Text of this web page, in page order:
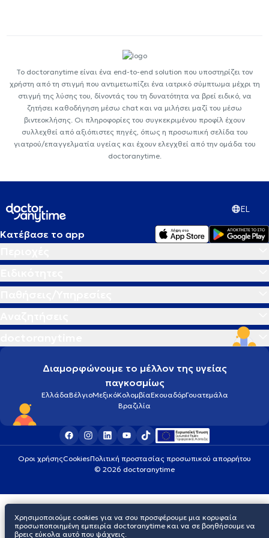
Το doctoranytime είναι ένα end-to-end solution που υποστηρίζει τον
χρήστη από τη στιγμή που αντιμετωπίζει ένα ιατρικό σύμπτωμα μέχρι τη
στιγμή της λύσης του, δίνοντάς του τη δυνατότητα να βρεί ειδικό, να
ζητήσει καθοδήγηση μέσω chat και να μιλήσει μαζί του μέσω
βιντεοκλήσης. Οι πληροφορίες του συγκεκριμένου προφίλ έχουν
συλλεχθεί από αξιόπιστες πηγές, όπως η προσωπική σελίδα του
γιατρού/επαγγελματία υγείας και έχουν ελεγχθεί από την ομάδα του
doctoranytime.
EL
Κατέβασε το app
Διαμορφώνουμε το μέλλον της υγείας
παγκοσμίως
ΕλλάδαΒέλγιοΜεξικόΚολομβίαΕκουαδόρΓουατεμάλα
Βραζιλία
Οροι χρήσηςCookiesΠολιτική προστασίας προσωπικού απορρήτου
© 2026 doctoranytime
Χρησιμοποιούμε cookies για να σου προσφέρουμε μια κορυφαία
προσωποποιημένη εμπειρία doctoranytime και να σε βοηθήσουμε να
βρεις εύκολα αυτό που ψάχνεις.